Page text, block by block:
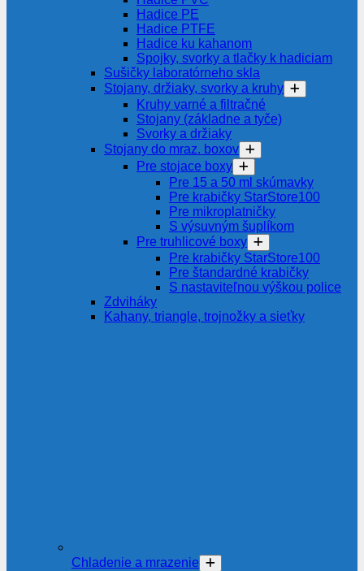
Hadice PE
Hadice PTFE
Hadice ku kahanom
Spojky, svorky a tlačky k hadiciam
Sušičky laboratórneho skla
Stojany, držiaky, svorky a kruhy
Kruhy varné a filtračné
Stojany (základne a tyče)
Svorky a držiaky
Stojany do mraz. boxov
Pre stojace boxy
Pre 15 a 50 ml skúmavky
Pre krabičky StarStore100
Pre mikroplatničky
S výsuvným šuplíkom
Pre truhlicové boxy
Pre krabičky StarStore100
Pre štandardné krabičky
S nastaviteľnou výškou police
Zdviháky
Kahany, triangle, trojnožky a sieťky
Chladenie a mrazenie